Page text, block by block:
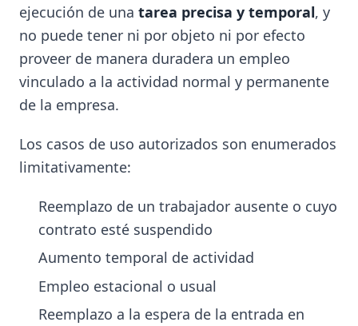
ejecución de una tarea precisa y temporal, y
no puede tener ni por objeto ni por efecto
proveer de manera duradera un empleo
vinculado a la actividad normal y permanente
de la empresa.
Los casos de uso autorizados son enumerados
limitativamente:
Reemplazo de un trabajador ausente o cuyo
contrato esté suspendido
Aumento temporal de actividad
Empleo estacional o usual
Reemplazo a la espera de la entrada en